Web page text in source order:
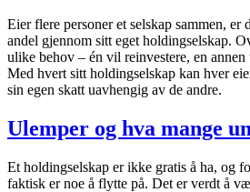
Eier flere personer et selskap sammen, er
andel gjennom sitt eget holdingselskap.
ulike behov – én vil reinvestere, en annen
Med hvert sitt holdingselskap kan hver
sin egen skatt uavhengig av de andre.
Ulemper og hva mange
Et holdingselskap er ikke gratis å ha, og
faktisk er noe å flytte på. Det er verdt å